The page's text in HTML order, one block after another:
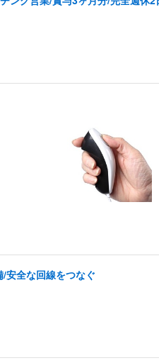
/安全な回線をつなぐ